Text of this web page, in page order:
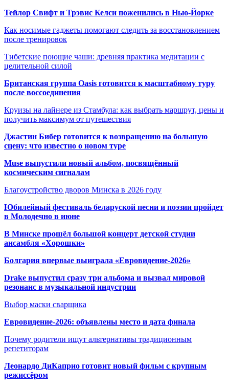
Тейлор Свифт и Трэвис Келси поженились в Нью-Йорке
Как носимые гаджеты помогают следить за восстановлением
после тренировок
Тибетские поющие чаши: древняя практика медитации с
целительной силой
Британская группа Oasis готовится к масштабному туру
после воссоединения
Круизы на лайнере из Стамбула: как выбрать маршрут, цены и
получить максимум от путешествия
Джастин Бибер готовится к возвращению на большую
сцену: что известно о новом туре
Muse выпустили новый альбом, посвящённый
космическим сигналам
Благоустройство дворов Минска в 2026 году
Юбилейный фестиваль беларуской песни и поэзии пройдет
в Молодечно в июне
В Минске прошёл большой концерт детской студии
ансамбля «Хорошки»
Болгария впервые выиграла «Евровидение-2026»
Drake выпустил сразу три альбома и вызвал мировой
резонанс в музыкальной индустрии
Выбор маски сварщика
Евровидение-2026: объявлены место и дата финала
Почему родители ищут альтернативы традиционным
репетиторам
Леонардо ДиКаприо готовит новый фильм с крупным
режиссёром